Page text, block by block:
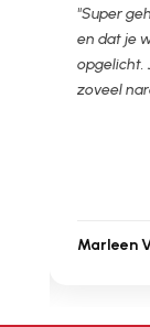
"De man
en nu al
vooraf
hoor."
Michiel